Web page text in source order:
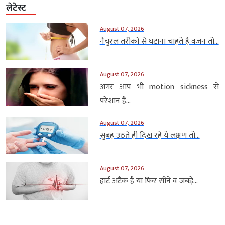
लेटेस्ट
August 07, 2026
नैचुरल तरीकों से घटाना चाहते हैं वजन तो...
August 07, 2026
अगर आप भी motion sickness से
परेशान हैं...
August 07, 2026
सुबह उठते ही दिख रहे ये लक्षण तो...
August 07, 2026
हार्ट अटैक है या फिर सीने व जबड़े...